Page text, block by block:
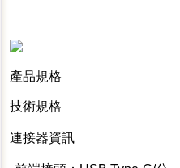
產品規格
技術規格
連接器資訊